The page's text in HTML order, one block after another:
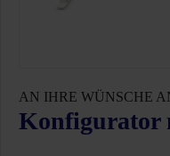
AN IHRE WÜNSCHE
Konfigurator